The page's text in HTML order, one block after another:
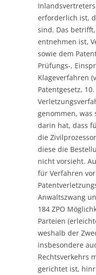
erforderlich ist,
sind. Das
entnehmen ist,
sowie dem
Prüfungs-,
Klageverfahren
Patentgesetz,
genommen, was
darin hat, dass
die
diese die
nicht vorsieht.
für Verfahren
Anwaltszwang
184 ZPO
Parteien
weshalb der
insbesondere
Rechtsverkehrs
gerichtet ist,